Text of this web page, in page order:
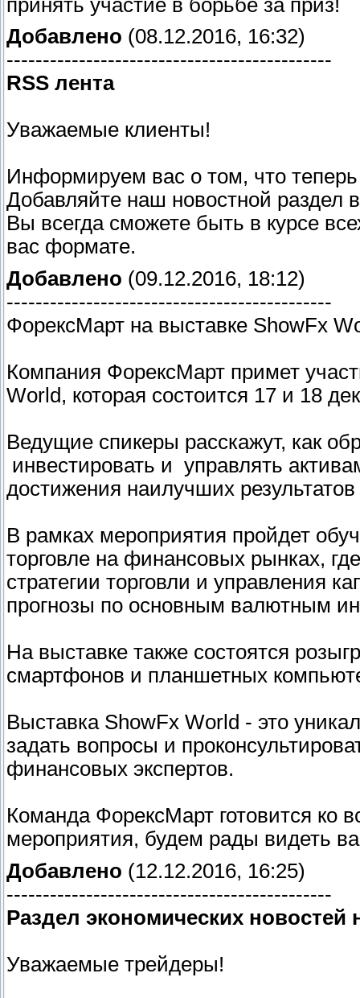
Добавлено (08.12.2016, 16:32)
---------------------------------------------
RSS лента
Уважаемые клиенты!
Информируем вас о том, что
Добавляйте наш новостной раздел
Вы всегда сможете быть в курсе
вас формате.
Добавлено (09.12.2016, 18:12)
---------------------------------------------
ФорексМарт на выставке ShowFx
Компания ФорексМарт примет
World, которая состоится 17 и 18
Ведущие спикеры расскажут, как
инвестировать и управлять
достижения наилучших
В рамках мероприятия пройдет
торговле на финансовых рынках,
стратегии торговли и управления
прогнозы по основным валютным
На выставке также состоятся
смартфонов и планшетных
Выставка ShowFx World - это
задать вопросы и
финансовых экспертов.
Команда ФорексМарт готовится ко
мероприятия, будем рады видеть
Добавлено (12.12.2016, 16:25)
---------------------------------------------
Раздел экономических новостей
Уважаемые трейдеры!